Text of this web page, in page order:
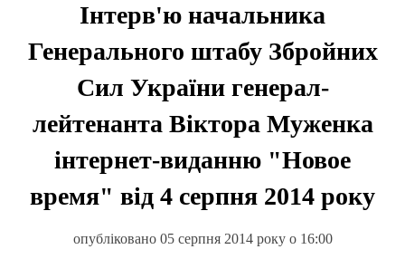
Інтерв'ю начальника
Генерального штабу Збройних
Сил України генерал-
лейтенанта Віктора Муженка
інтернет-виданню "Новое
время" від 4 серпня 2014 року
опубліковано 05 серпня 2014 року о 16:00